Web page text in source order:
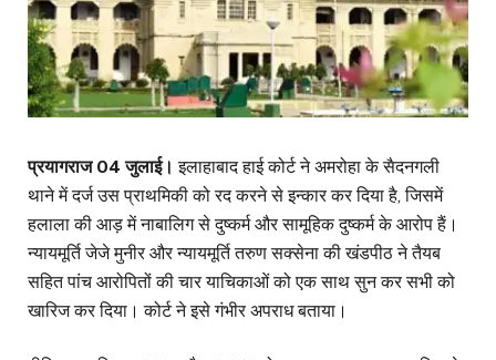
प्रयागराज 04 जुलाई।इलाहाबाद हाई कोर्ट ने अमरोहा के सैदनगली
थाने में दर्ज उस प्राथमिकी को रद करने से इन्कार कर दिया है, जिसमें
हलाला की आड़ में नाबालिग से दुष्कर्म और सामूहिक दुष्कर्म के आरोप हैं।
न्यायमूर्ति जेजे मुनीर और न्यायमूर्ति तरुण सक्सेना की खंडपीठ ने तैयब
सहित पांच आरोपितों की चार याचिकाओं को एक साथ सुन कर सभी को
खारिज कर दिया। कोर्ट ने इसे गंभीर अपराध बताया।